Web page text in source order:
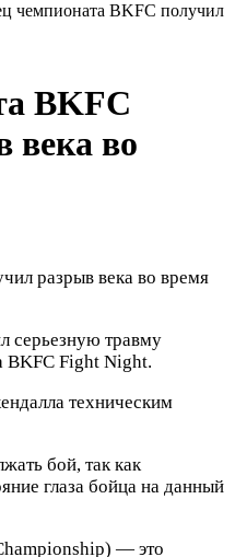
чемпионата BKFC получил
BKFC
века во
серьезную травму
BKFC Fight Night.
техническим
бой, так как
глаза бойца на данный
— это